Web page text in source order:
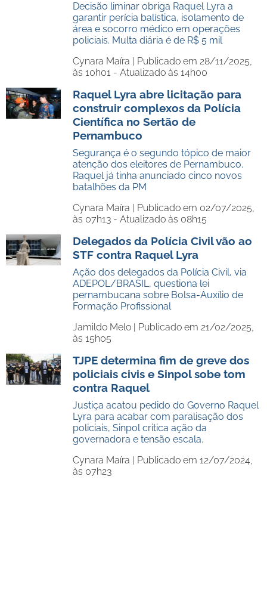
Decisão liminar obriga Raquel Lyra a
garantir perícia balística, isolamento de
área e socorro médico em operações
policiais. Multa diária é de R$ 5 mil
Cynara Maíra | Publicado em 28/11/2025,
às 10h01 - Atualizado às 14h00
Raquel Lyra abre licitação para
construir complexos da Polícia
Científica no Sertão de
Pernambuco
Segurança é o segundo tópico de maior
atenção dos eleitores de Pernambuco.
Raquel já tinha anunciado cinco novos
batalhões da PM
Cynara Maíra | Publicado em 02/07/2025,
às 07h13 - Atualizado às 08h15
Delegados da Polícia Civil vão ao
STF contra Raquel Lyra
Ação dos delegados da Polícia Civil, via
ADEPOL/BRASIL, questiona lei
pernambucana sobre Bolsa-Auxílio de
Formação Profissional
Jamildo Melo | Publicado em 21/02/2025,
às 15h05
TJPE determina fim de greve dos
policiais civis e Sinpol sobe tom
contra Raquel
Justiça acatou pedido do Governo Raquel
Lyra para acabar com paralisação dos
policiais, Sinpol critica ação da
governadora e tensão escala.
Cynara Maíra | Publicado em 12/07/2024,
às 07h23